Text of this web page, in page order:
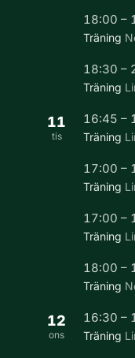
18:00 –
Träning
18:30 –
Träning
11
tis
16:45 –
Träning
17:00 –
Träning
17:00 –
Träning
18:00 –
Träning
12
ons
16:30 –
Träning